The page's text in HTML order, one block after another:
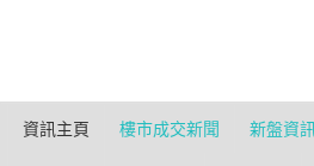
資訊主頁 樓市成交新聞 新盤資訊